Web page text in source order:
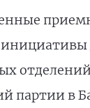
инициативы
партии в